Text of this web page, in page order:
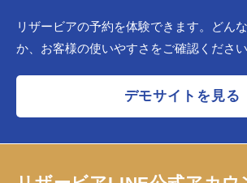
リザービアの予約を体験できます。どん
か、お客様の使いやすさをご確認ください
デモサイトを見る